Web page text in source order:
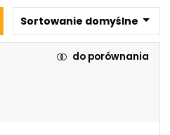
ul. Bystrzycka 17,
Sortowanie domyślne
do porównania